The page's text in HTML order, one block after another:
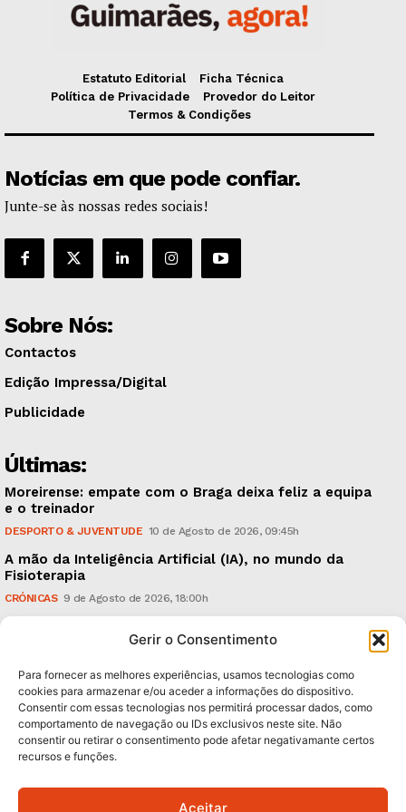
Gerir o Consentimento
Para fornecer as melhores experiências, usamos tecnologias como
cookies para armazenar e/ou aceder a informações do dispositivo.
Consentir com essas tecnologias nos permitirá processar dados, como
comportamento de navegação ou IDs exclusivos neste site. Não
consentir ou retirar o consentimento pode afetar negativamante certos
recursos e funções.
Aceitar
Estatuto Editorial
Ficha Técnica
Política de Privacidade
Provedor do Leitor
Termos & Condições
Notícias em que pode confiar.
Junte-se às nossas redes sociais!
Sobre Nós:
Contactos
Edição Impressa/Digital
Publicidade
Últimas:
Moreirense: empate com o Braga deixa feliz a equipa
e o treinador
DESPORTO & JUVENTUDE 10 de Agosto de 2026, 09:45h
A mão da Inteligência Artificial (IA), no mundo da
Fisioterapia
CRÓNICAS 9 de Agosto de 2026, 18:00h
18.926 espectadores
Subscreva Newsletter: